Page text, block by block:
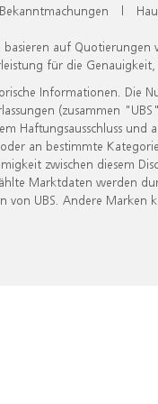
Bekanntmachungen |
auf
für die
Informationen. Die
(zusammen
Haftungsausschluss
an bestimmte
zwischen diesem
Marktdaten werden
von UBS. Andere Marken